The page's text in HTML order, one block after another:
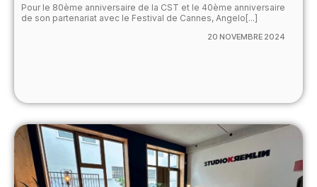
Pour le 80ème anniversaire de la CST et le 40ème anniversaire
de son partenariat avec le Festival de Cannes, Angelo[...]
20 NOVEMBRE 2024